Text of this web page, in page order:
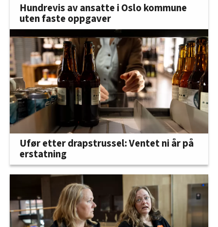
Hundrevis av ansatte i Oslo kommune
uten faste oppgaver
Ufør etter drapstrussel: Ventet ni år på
erstatning